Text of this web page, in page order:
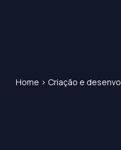
Home > Criação e